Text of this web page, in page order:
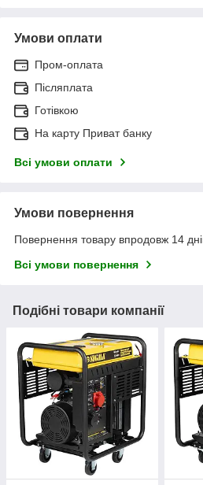
Умови оплати
Пром-оплата
Післяплата
Готівкою
На карту Приват банку
Всі умови оплати
Умови повернення
Повернення товару впродовж 14
Всі умови повернення
Подібні товари компанії